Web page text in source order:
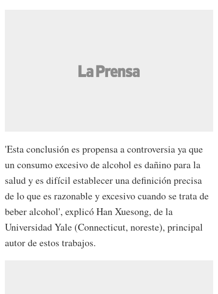
'Esta conclusión es propensa a controversia ya que
un consumo excesivo de alcohol es dañino para la
salud y es difícil establecer una definición precisa
de lo que es razonable y excesivo cuando se trata de
beber alcohol', explicó Han Xuesong, de la
Universidad Yale (Connecticut, noreste), principal
autor de estos trabajos.